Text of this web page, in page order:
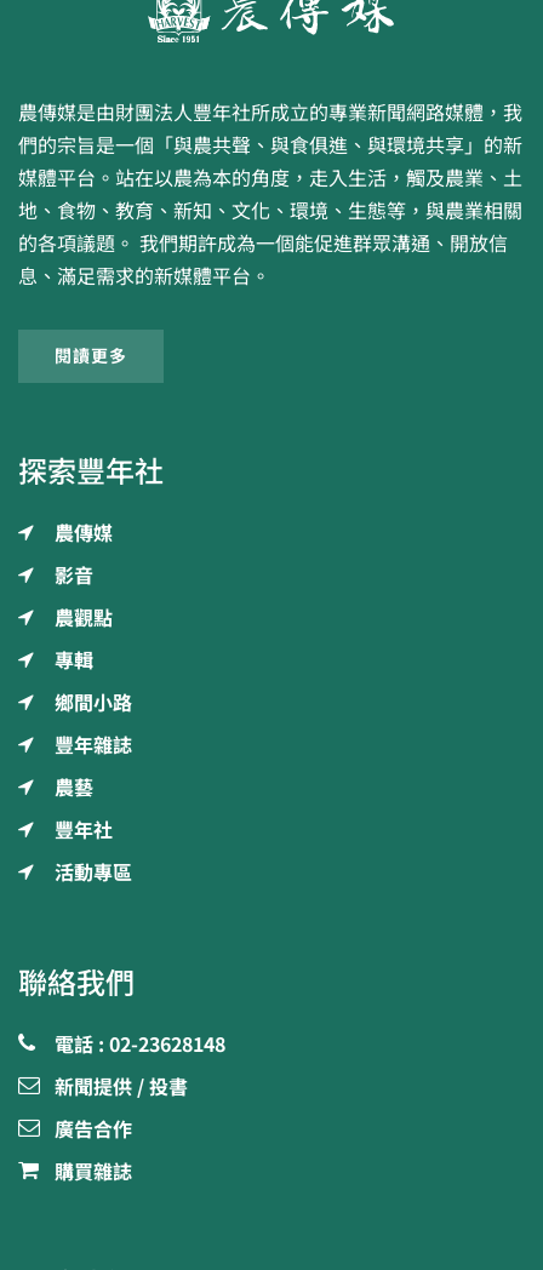
農傳媒是由財團法人豐年社所成立的專業新聞網路媒體，我
們的宗旨是一個「與農共聲、與食俱進、與環境共享」的新
媒體平台。站在以農為本的角度，走入生活，觸及農業、土
地、食物、教育、新知、文化、環境、生態等，與農業相關
的各項議題。 我們期許成為一個能促進群眾溝通、開放信
息、滿足需求的新媒體平台。
閱讀更多
探索豐年社
農傳媒
影音
農觀點
專輯
鄉間小路
豐年雜誌
農藝
豐年社
活動專區
聯絡我們
電話 : 02-23628148
新聞提供 / 投書
廣告合作
購買雜誌